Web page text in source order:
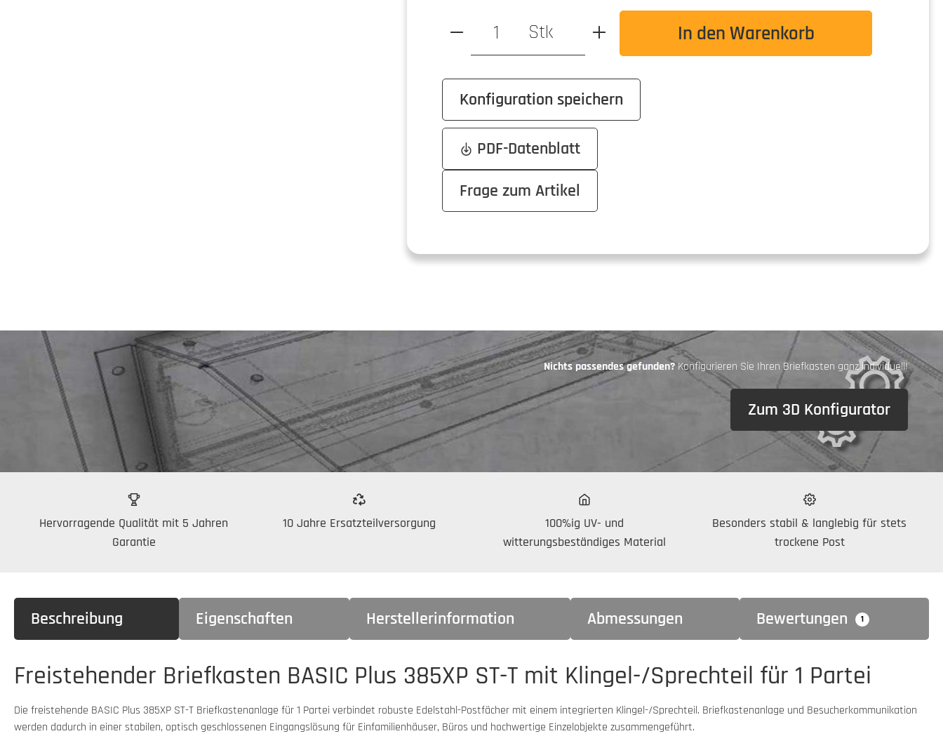
Produkt Anzahl: Gib den gewünschten Wert ein oder benutze die
Stk In den Warenkorb
Konfiguration speichern
PDF-Datenblatt
Frage zum Artikel
Nichts passendes gefunden?Konfigurieren Sie Ihren Briefkasten ganz individuell!
Zum 3D Konfigurator
Hervorragende Qualität mit 5 Jahren
Garantie
10 Jahre Ersatzteilversorgung
100%ig UV- und
witterungsbeständiges Material
Besonders stabil & langlebig für stets
trockene Post
Beschreibung Eigenschaften Herstellerinformation Abmessungen Bewertungen 1
Freistehender Briefkasten BASIC Plus 385XP ST-T mit Klingel-/Sprechteil für 1 Partei
Die freistehende BASIC Plus 385XP ST-T Briefkastenanlage für 1 Partei verbindet robuste Edelstahl-Postfächer mit einem integrierten Klingel-/Sprechteil. Briefkastenanlage und Besucherkommunikation
werden dadurch in einer stabilen, optisch geschlossenen Eingangslösung für Einfamilienhäuser, Büros und hochwertige Einzelobjekte zusammengeführt.